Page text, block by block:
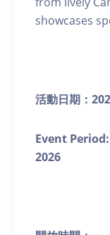
showcases
活動日期：
Event
2026